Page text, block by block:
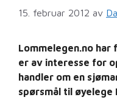
15. februar 2012 av
Lommelegen.no har
er av interesse for
handler om en
spørsmål til øyelege